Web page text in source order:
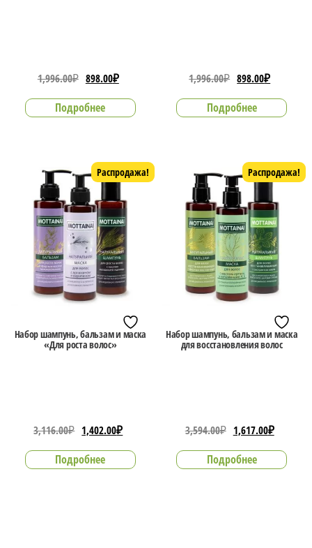
1,996.00₽ Первоначальная
составляла
898.00₽
898.00₽.
Подробнее
1,996.00₽ Первоначальная
составляла
898.00₽
898.00₽.
Подробнее
Набор шампунь, бальзам и маска
«Для роста волос»
Распродажа!
3,116.00₽ Первоначальная
составляла
1,402.00₽
1,402.00₽.
Подробнее
Набор шампунь, бальзам и маска
для восстановления волос
Распродажа!
3,594.00₽ Первоначальная
составляла
1,617.00₽
Подробнее